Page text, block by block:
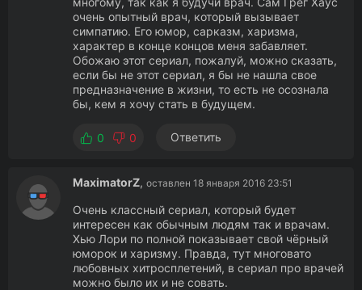
очень опытный врач, который вызывает
симпатию. Его юмор, сарказм, харизма,
характер в конце концов меня забавляет.
Обожаю этот сериал, пожалуй, можно сказать,
если бы не этот сериал, я бы не нашла свое
предназначение в жизни, то есть не осознала
бы, кем я хочу стать в будущем.
0 0 Ответить
MaximatorZ, оставлен 18 января 2016 23:51
Очень классный сериал, который будет
интересен как обычным людям так и врачам.
Хью Лори по полной показывает свой чёрный
юморок и харизму. Правда, тут многовато
любовных хитросплетений, в сериал про врачей
можно было их и не совать.